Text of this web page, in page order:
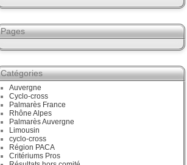
Pages
Catégories
Auvergne
Cyclo-cross
Palmarès France
Rhône Alpes
Palmarès Auvergne
Limousin
cyclo-cross
Région PACA
Critériums Pros